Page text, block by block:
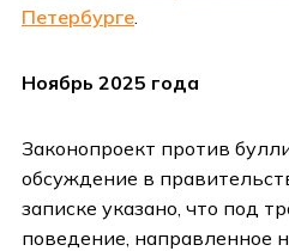
Петербурге
Ноябрь 2025 года
Законопроект против
обсуждение в
записке указано, что под
поведение, направленное